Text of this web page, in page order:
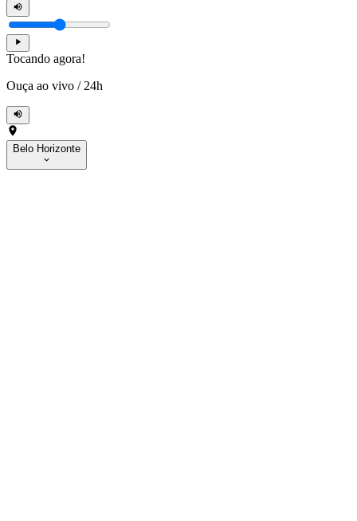
Tocando agora!
Ouça ao vivo / 24h
Belo Horizonte